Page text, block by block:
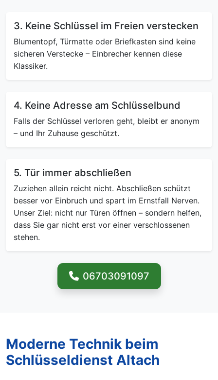
3. Keine Schlüssel im Freien verstecken
Blumentopf, Türmatte oder Briefkasten sind keine
sicheren Verstecke – Einbrecher kennen diese
Klassiker.
4. Keine Adresse am Schlüsselbund
Falls der Schlüssel verloren geht, bleibt er anonym
– und Ihr Zuhause geschützt.
5. Tür immer abschließen
Zuziehen allein reicht nicht. Abschließen schützt
besser vor Einbruch und spart im Ernstfall Nerven.
Unser Ziel: nicht nur Türen öffnen – sondern helfen,
dass Sie gar nicht erst vor einer verschlossenen
stehen.
06703091097
Moderne Technik beim
Schlüsseldienst Altach